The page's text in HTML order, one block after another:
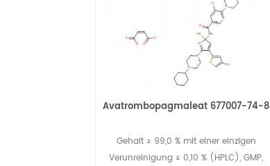
Avatrombopagmaleat 677007-74-8
Gehalt ≥ 99,0 % mit einer einzigen
Verunreinigung ≤ 0,10 % (HPLC), GMP,